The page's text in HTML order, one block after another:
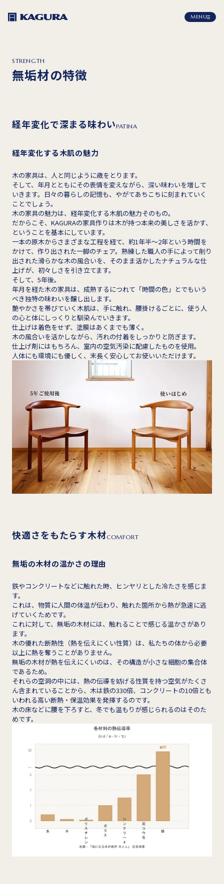
MENU
STRENGTH
無垢材の特徴
経年変化で深まる味わいPATINA
経年変化する木肌の魅力
木の家具は、人と同じように歳をとります。
そして、年月とともにその表情を変えながら、深い味わいを増して
いきます。日々の暮らしの記憶も、やがてあちこちに刻まれていく
ことでしょう。
木の家具の魅力は、経年変化する木肌の魅力そのもの。
だからこそ、KAGURAの家具作りは木が持つ本来の美しさを活かす、
ということを基本にしています。
一本の原木からさまざまな工程を経て、約1年半～2年という時間を
かけて、作り出された一脚のチェア。熟練した職人の手によって削り
出された滑らかな木の風合いを、そのまま活かしたナチュラルな仕
上げが、初々しさを引き立てます。
そして、5年後。
年月を経た木の家具は、成熟するにつれて「時間の色」とでもいう
べき独特の味わいを醸し出します。
艶やかさを帯びていく木肌は、手に触れ、腰掛けるごとに、使う人
の心と体にしっくりと馴染んでいきます。
仕上げは着色をせず、塗膜はあくまでも薄く。
木の風合いを活かしながら、汚れの付着をしっかりと防ぎます。
仕上げ剤にはもちろん、室内の空気汚染に配慮したものを使用。
人体にも環境にも優しく、末長く安心してお使いいただけます。
快適さをもたらす木材COMFORT
無垢の木材の温かさの理由
鉄やコンクリートなどに触れた時、ヒンヤリとした冷たさを感じま
す。
これは、物質に人間の体温が伝わり、触れた箇所から熱が急速に逃
げていくためです。
これに対して、無垢の木材には、触れることで感じる温かさがあり
ます。
木の優れた断熱性（熱を伝えにくい性質）は、私たちの体から必要
以上に熱を奪うことがありません。
無垢の木材が熱を伝えにくいのは、その構造が小さな細胞の集合体
であるため。
それらの空洞の中には、熱の伝導を妨げる性質を持つ空気がたくさ
ん含まれていることから、木は鉄の330倍、コンクリートの10倍とも
いわれる高い断熱・保温効果を発揮するのです。
木の床などに腰を下ろすと、冬でも温もりが感じられるのはそのた
めです。